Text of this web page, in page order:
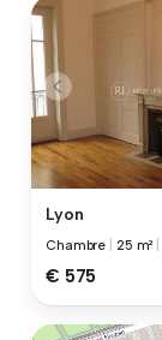
Lyon
Chambre 25 m²
€ 575